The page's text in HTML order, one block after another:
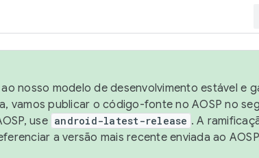
nosso modelo de desenvolvimento estável e
vamos publicar o código-fonte no AOSP no
use android-latest-release . A
a versão mais recente enviada ao